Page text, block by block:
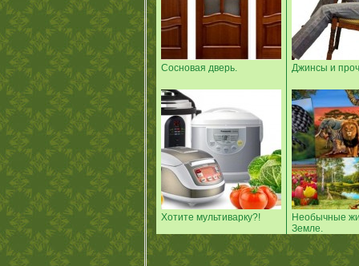
Сосновая дверь. Джинсы и
Хотите мультиварку?!
Необычные
Земле.